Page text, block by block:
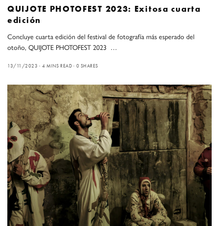
QUIJOTE PHOTOFEST 2023: Exitosa cuarta
edición
Concluye cuarta edición del festival de fotografía más esperado del
otoño, QUIJOTE PHOTOFEST 2023 …
13/11/2023 4 MINS READ 0 SHARES